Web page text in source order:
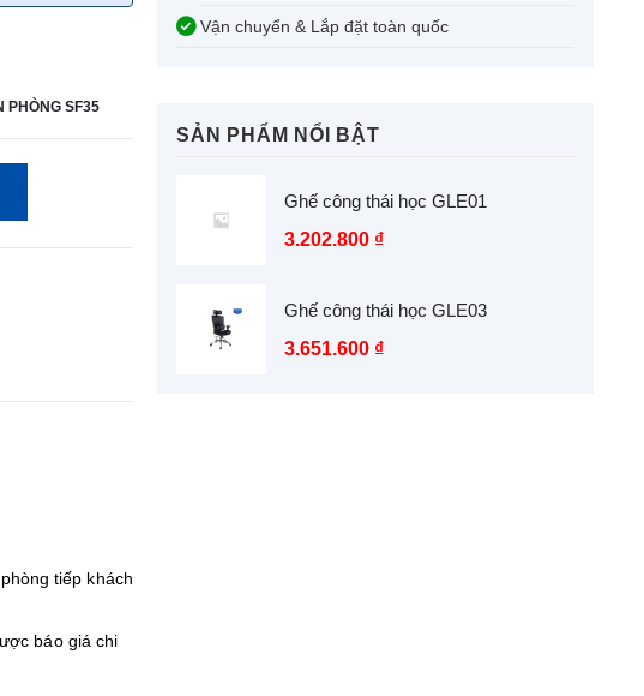
PHÒNG SF35
tiếp khách
báo giá chi
Vận chuyển & Lắp đặt toàn quốc
SẢN PHẨM NỔI BẬT
Ghế công thái học GLE01
3.202.800 ₫
Ghế công thái học GLE03
3.651.600 ₫